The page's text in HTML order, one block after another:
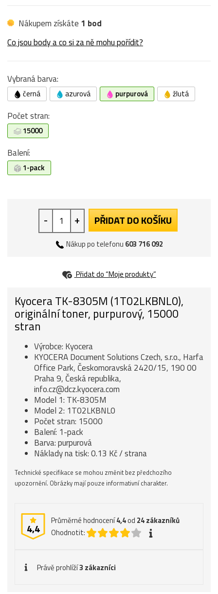
Nákupem získáte 1 bod
Co jsou body a co si za ně mohu pořídit?
Vybraná barva:
černá azurová purpurová žlutá
Počet stran:
15000
Balení:
1-pack
- + PŘIDAT DO KOŠÍKU
Nákup po telefonu 603 716 092
Přidat do “Moje produkty”
Kyocera TK-8305M (1T02LKBNL0),
originální toner, purpurový, 15000
stran
Výrobce: Kyocera
KYOCERA Document Solutions Czech, s.r.o., Harfa
Office Park, Českomoravská 2420/15, 190 00
Praha 9, Česká republika,
info.cz@dcz.kyocera.com
Model 1: TK-8305M
Model 2: 1T02LKBNL0
Počet stran: 15000
Balení: 1-pack
Barva: purpurová
Náklady na tisk: 0.13 Kč / strana
Technické specifikace se mohou změnit bez předchozího
upozornění. Obrázky mají pouze informativní charakter.
4,4
Průměrné hodnocení4,4od 24zákazníků
Ohodnotit:
Právě prohlíží3 zákazníci